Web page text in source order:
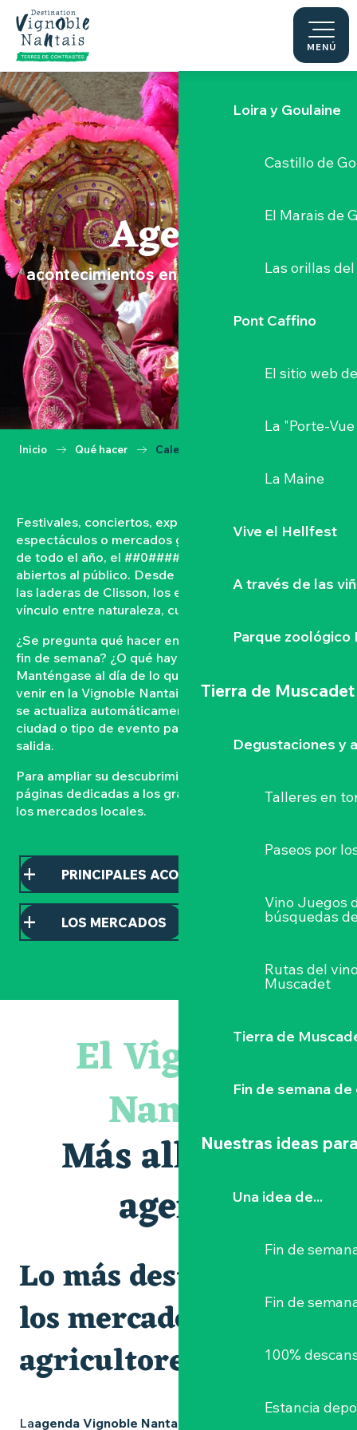
Aller
contenu
principal
MENÚ
Le Moulin du
Sèvre
Loira y Goulaine
Castillo de
El Marais de
Las orillas
Pont Caffino
El sitio web
La "Porte-Vue
La Maine
Vive el Hellfest
A través de las
Parque zoológico
Tierra de Muscadet
Degustaciones y
Talleres en
Paseos por
Vino Juegos
búsquedas
Rutas del
Muscadet
Tierra de
Fin de semana
Nuestras ideas
Una idea de...
Fin de
Fin de
100%
Estancia
Agenda
acontecimientos en el Vignoble Nantais
Inicio Qué hacer Calendario
Festivales, conciertos, exposiciones, vendimias,
espectáculos o mercados gastronómicos… A lo largo
de todo el año, el ##0#### vive con acontecimientos
abiertos al público. Desde las orillas del Loira hasta
las laderas de Clisson, los eventos tejen un fuerte
vínculo entre naturaleza, cultura y convivencia.
¿Se pregunta qué hacer en el Vignoble Nantais este
fin de semana? ¿O qué hay en la agenda de Clisson?
Manténgase al día de lo que ocurre y lo que está por
venir en la Vignoble Nantais con nuestra agenda que
se actualiza automáticamente. Filtre por fecha,
ciudad o tipo de evento para organizar su próxima
salida.
Para ampliar su descubrimiento, consulte nuestras
páginas dedicadas a los grandes acontecimientos y a
los mercados locales.
PRINCIPALES ACONTECIMIENTOS
LOS MERCADOS
Le bleu dans tous ses états
Visites et dégustations
Peintures - « La vie rêvée des oiseaux » de Claire Launay
Escape game au Musée du Vignoble Nantais
Visite tout-petits au musée : « des couleurs plein les yeux
Visite guidée : les essentiels de Clisson
Escapade sensorielle pour enfants savants ....
Parcours touche-à-tout en famille
El Vignoble
Nantais
Más allá de la
agenda
Lo más destacado y
los mercados de
agricultores
Laagenda Vignoble Nantais